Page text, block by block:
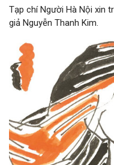
Tạp chí Người Hà Nội xin
giả Nguyễn Thanh Kim.